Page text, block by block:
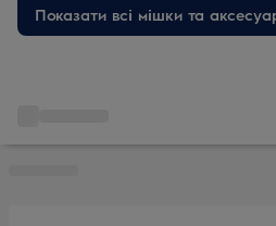
Показати всі мішки та